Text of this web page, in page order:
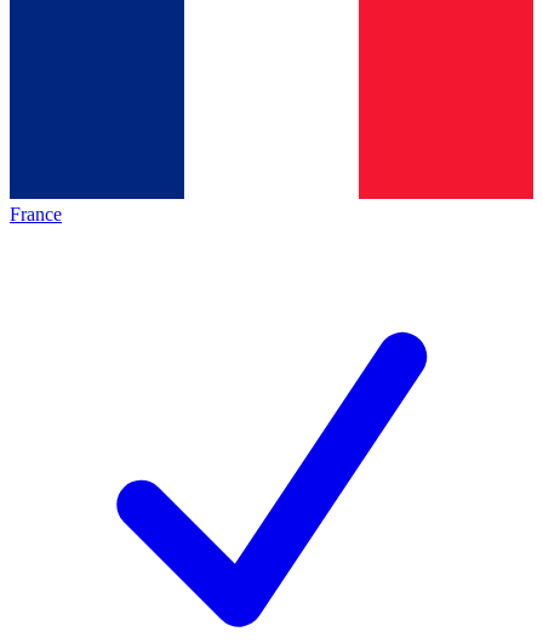
France